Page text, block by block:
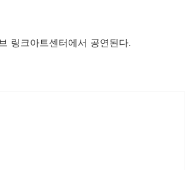
링크아트센터에서 공연된다.